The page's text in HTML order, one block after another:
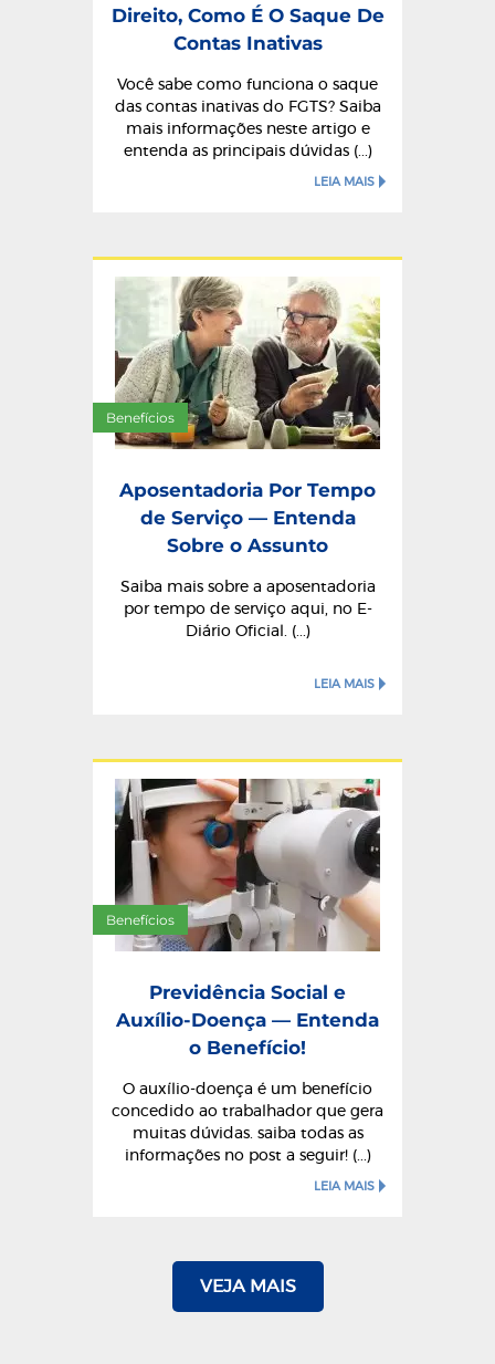
Direito, Como É O Saque De
Contas Inativas
Você sabe como funciona o saque
das contas inativas do FGTS? Saiba
mais informações neste artigo e
entenda as principais dúvidas (...)
LEIA MAIS
Benefícios
Aposentadoria Por Tempo
de Serviço — Entenda
Sobre o Assunto
Saiba mais sobre a aposentadoria
por tempo de serviço aqui, no E-
Diário Oficial. (...)
LEIA MAIS
Benefícios
Previdência Social e
Auxílio-Doença — Entenda
o Benefício!
O auxílio-doença é um benefício
concedido ao trabalhador que gera
muitas dúvidas. saiba todas as
informações no post a seguir! (...)
LEIA MAIS
VEJA MAIS